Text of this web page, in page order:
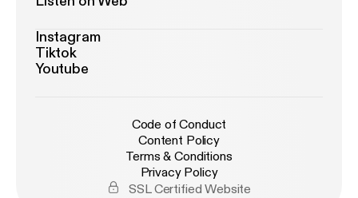
Instagram
Tiktok
Youtube
Code of Conduct
Content Policy
Terms & Conditions
Privacy Policy
SSL Certified Website